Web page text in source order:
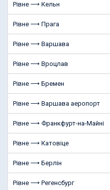
Рівне ⟶ Кельн
Рівне ⟶ Прага
Рівне ⟶ Варшава
Рівне ⟶ Вроцлав
Рівне ⟶ Бремен
Рівне ⟶ Варшава аеропорт
Рівне ⟶ Франкфурт-на-Майні
Рівне ⟶ Катовіце
Рівне ⟶ Берлін
Рівне ⟶ Регенсбург